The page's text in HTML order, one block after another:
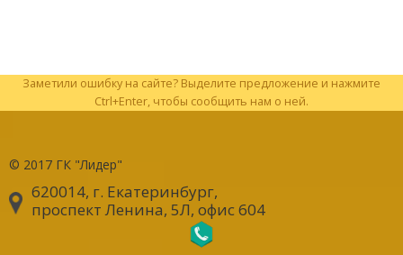
Заметили ошибку на сайте? Выделите предложение и нажмите
Ctrl+Enter, чтобы сообщить нам о ней.
© 2017 ГК "Лидер"
620014, г. Екатеринбург,
проспект Ленина, 5Л, офис 604